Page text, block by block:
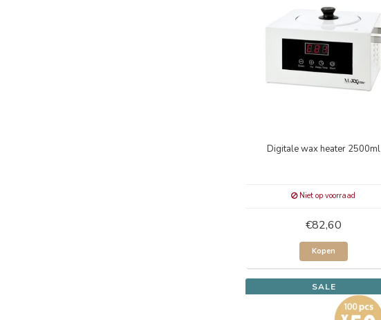
Digitale wax heater 2500ml
Niet op voorraad
€82,60
Kopen
SALE